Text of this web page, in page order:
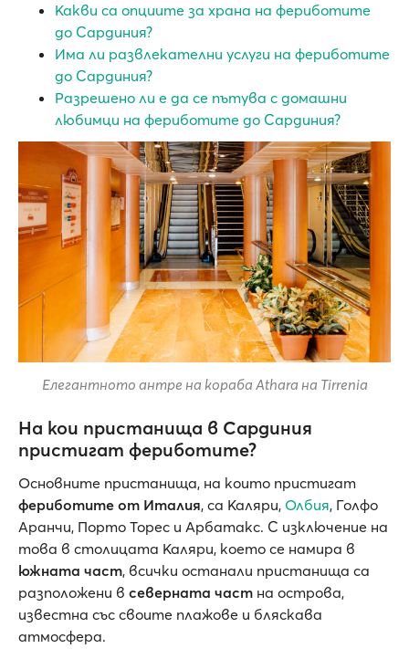
Какви са опциите за храна на фериботите
до Сардиния?
Има ли развлекателни услуги на фериботите
до Сардиния?
Разрешено ли е да се пътува с домашни
любимци на фериботите до Сардиния?
Елегантното антре на кораба Athara на Tirrenia
На кои пристанища в Сардиния
пристигат фериботите?
Основните пристанища, на които пристигат
фериботите от Италия, са Каляри, Олбия, Голфо
Аранчи, Порто Торес и Арбатакс. С изключение на
това в столицата Каляри, което се намира в
южната част, всички останали пристанища са
разположени в северната част на острова,
известна със своите плажове и бляскава
атмосфера.